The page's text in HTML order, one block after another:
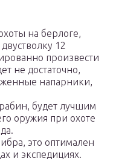
на берлоге,
12
произвести
не достаточно,
напарники,
будет лучшим
оружия при охоте
это оптимален
и экспедициях.